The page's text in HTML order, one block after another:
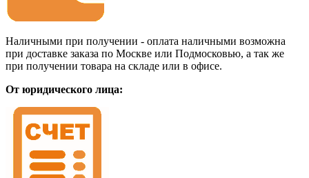
Наличными при получении - оплата наличными возможна
при доставке заказа по Москве или Подмосковью, а так же
при получении товара на складе или в офисе.
От юридического лица: